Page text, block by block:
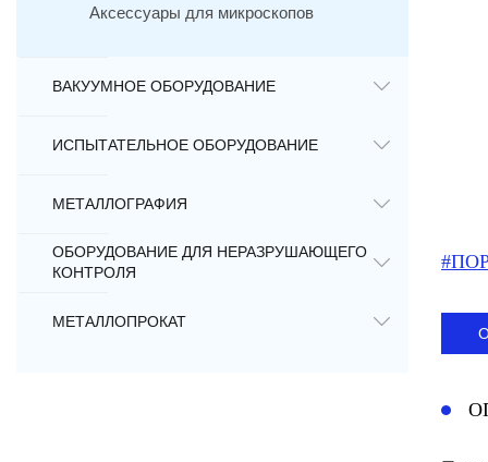
Аксессуары для микроскопов
ВАКУУМНОЕ ОБОРУДОВАНИЕ
ИСПЫТАТЕЛЬНОЕ ОБОРУДОВАНИЕ
МЕТАЛЛОГРАФИЯ
ОБОРУДОВАНИЕ ДЛЯ НЕРАЗРУШАЮЩЕГО
КОНТРОЛЯ
МЕТАЛЛОПРОКАТ